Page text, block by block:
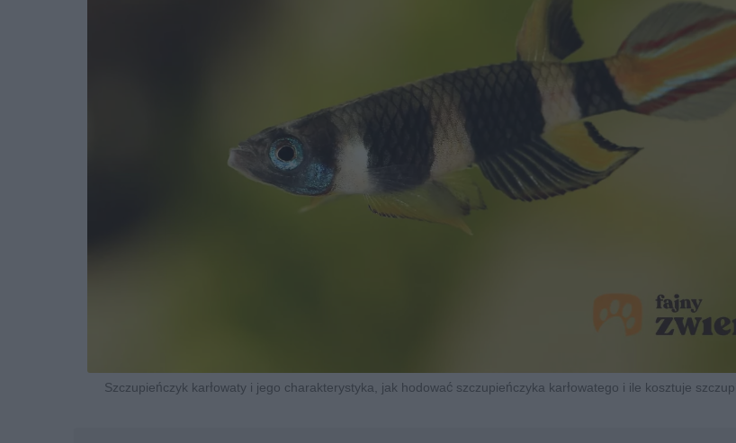
Szczupieńczyk karłowaty i jego charakterystyka, jak hodować szczupieńczyka karłowatego i ile kosztuje